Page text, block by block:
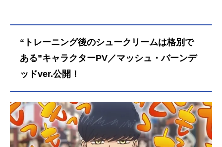
“トレーニング後のシュークリームは格別で
ある”キャラクターPV／マッシュ・バーンデ
ッドver.公開！